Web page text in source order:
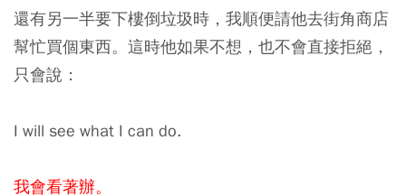
還有另一半要下樓倒垃圾時，我順便請他去街角商店
幫忙買個東西。這時他如果不想，也不會直接拒絕，
只會說：
I will see what I can do.
我會看著辦。